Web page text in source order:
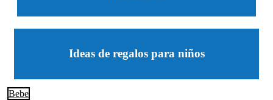
Ideas de regalos para niños
Bebe